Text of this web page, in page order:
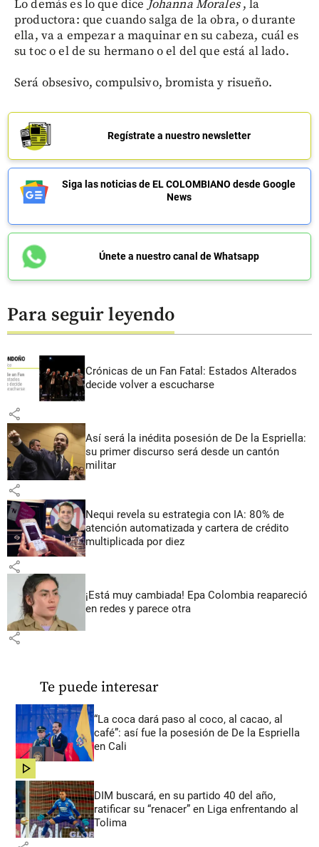
Lo demás es lo que dice Johanna Morales, la
productora: que cuando salga de la obra, o durante
ella, va a empezar a maquinar en su cabeza, cuál es
su toc o el de su hermano o el del que está al lado.
Será obsesivo, compulsivo, bromista y risueño.
Regístrate a nuestro newsletter
Siga las noticias de EL COLOMBIANO desde Google
News
Únete a nuestro canal de Whatsapp
Para seguir leyendo
Crónicas de un Fan Fatal: Estados Alterados
decide volver a escucharse
share
Así será la inédita posesión de De la Espriella:
su primer discurso será desde un cantón
militar
share
Nequi revela su estrategia con IA: 80% de
atención automatizada y cartera de crédito
multiplicada por diez
share
¡Está muy cambiada! Epa Colombia reapareció
en redes y parece otra
share
Te puede interesar
“La coca dará paso al coco, al cacao, al
café”: así fue la posesión de De la Espriella
en Cali
share
DIM buscará, en su partido 40 del año,
ratificar su “renacer” en Liga enfrentando al
Tolima